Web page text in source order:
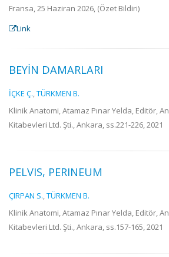
Fransa, 25 Haziran 2026, (Özet Bildiri)
Link
BEYİN DAMARLARI
İÇKE Ç.,TÜRKMEN B.
Klinik Anatomi, Atamaz Pınar Yelda, Editör,
Kitabevleri Ltd. Şti., Ankara, ss.221-226, 2021
PELVIS, PERINEUM
ÇIRPAN S.,TÜRKMEN B.
Klinik Anatomi, Atamaz Pınar Yelda, Editör,
Kitabevleri Ltd. Şti., Ankara, ss.157-165, 2021